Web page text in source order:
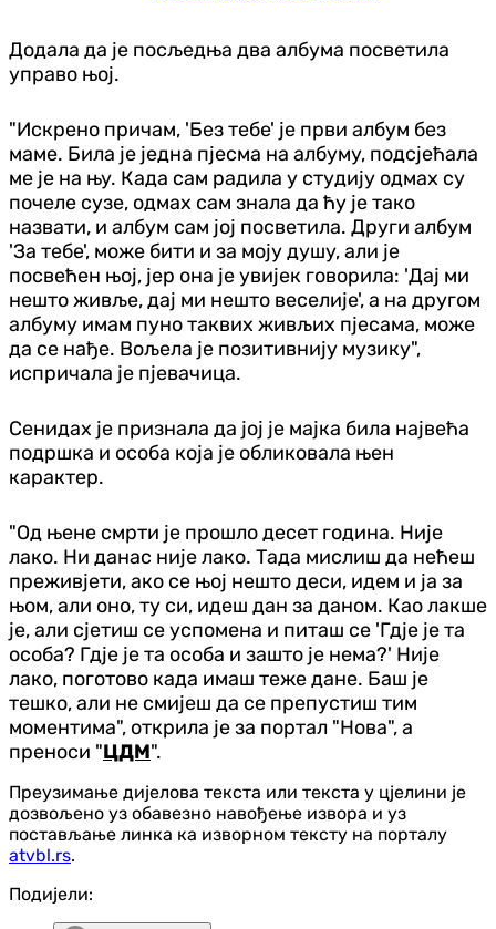
Додала да је посљедња два албума посветила
управо њој.
"Искрено причам, 'Без тебе' је први албум без
маме. Била је једна пјесма на албуму, подсјећала
ме је на њу. Када сам радила у студију одмах су
почеле сузе, одмах сам знала да ћу је тако
назвати, и албум сам јој посветила. Други албум
'За тебе', може бити и за моју душу, али је
посвећен њој, јер она је увијек говорила: 'Дај ми
нешто живље, дај ми нешто веселије', а на другом
албуму имам пуно таквих живљих пјесама, може
да се нађе. Вољела је позитивнију музику",
испричала је пјевачица.
Сенидах је признала да јој је мајка била највећа
подршка и особа која је обликовала њен
карактер.
"Од њене смрти је прошло десет година. Није
лако. Ни данас није лако. Тада мислиш да нећеш
преживјети, ако се њој нешто деси, идем и ја за
њом, али оно, ту си, идеш дан за даном. Као лакше
је, али сјетиш се успомена и питаш се 'Гд‌је је та
особа? Гд‌је је та особа и зашто је нема?' Није
лако, поготово када имаш теже дане. Баш је
тешко, али не смијеш да се препустиш тим
моментима", открила је за портал "Нова", а
преноси "ЦДМ".
Преузимање дијелова текста или текста у цјелини је
дозвољено уз обавезно навођење извора и уз
постављање линка ка изворном тексту на порталу
atvbl.rs.
Подијели: